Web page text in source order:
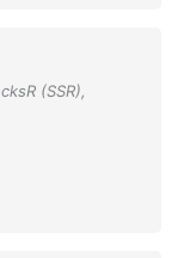
(SSR),